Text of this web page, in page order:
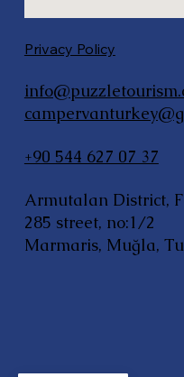
Privacy Policy
+90 544 627 07 37
Armutalan District,
285 street, no:1/2
Marmaris, Muğla,